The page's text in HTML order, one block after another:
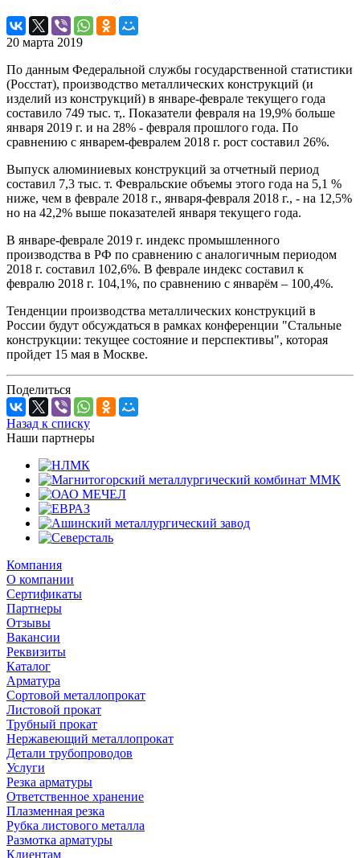
20 марта 2019
По данным Федеральной службы государственной статистики
(Росстат), производство металлических конструкций (и
изделий из конструкций) в январе-феврале текущего года
составило 749 тыс. т,. Показатели февраля на 19,9% больше
января 2019 г. и на 28% - февраля прошлого года. По
сравнению с январем-февралем 2018 г. рост составил 26%.
Выпуск алюминиевых конструкций за отчетный период
составил 7,3 тыс. т. Февральские объемы этого года на 5,1 %
ниже, чем в феврале 2018 г., января-февраля 2018 г., - на 12,5%
но на 42,2% выше показателей января текущего года.
В январе-феврале 2019 г. индекс промышленного
производства в РФ по сравнению с аналогичным периодом
2018 г. составил 102,6%. В феврале индекс составил к
февралю 2018 г. 104,1%, по сравнению с январём – 100,4%.
Тенденции производства металлических конструкций в
России будут обсуждаться в рамках конференции "Стальные
конструкции: текущее состояние и перспективы", которая
пройдет 15 мая в Москве.
Поделиться
Назад к списку
Наши партнеры
Компания
О компании
Сертификаты
Партнеры
Отзывы
Вакансии
Реквизиты
Каталог
Арматура
Сортовой металлопрокат
Листовой прокат
Трубный прокат
Нержавеющий металлопрокат
Детали трубопроводов
Услуги
Резка арматуры
Ответственное хранение
Плазменная резка
Рубка листового металла
Размотка арматуры
Клиентам